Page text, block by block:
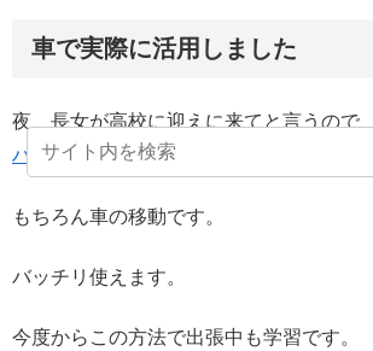
車で実際に活用しました
夜、長女が高校に迎えに来てと言うので
ハヤ大学を音だけかけながら連続再生し
もちろん車の移動です。
バッチリ使えます。
今度からこの方法で出張中も学習です。